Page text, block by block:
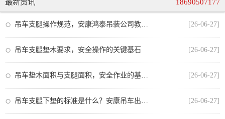
[26-06-27]
吊车支腿垫木要求，安全操作的关键基石 [26-06-27]
[26-06-27]
[26-06-27]